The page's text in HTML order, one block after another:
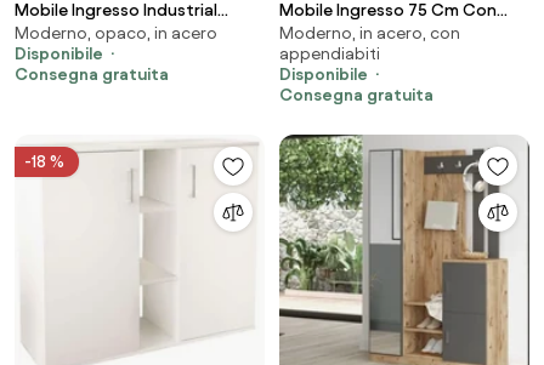
Mobile Ingresso Industrial
120x34x180 Con Scarpiera
Appendiabiti E Ripiani Yago
Antracite E Rovere
Moderno, opaco, in acero
Disponibile
Consegna gratuita
Mobile Ingresso 75 Cm Con
Appendiabiti E Vani A Giorno Erik
Bianco
Moderno, in acero, con
appendiabiti
Disponibile
Consegna gratuita
-18 %